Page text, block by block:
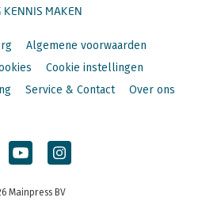
KENNIS MAKEN
Algemene voorwaarden
Cookie instellingen
Service & Contact Over ons
Mainpress BV